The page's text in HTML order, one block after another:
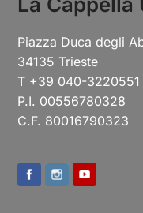
Piazza Duca degli
34135 Trieste
T +39 040-3220551
P.I. 00556780328
C.F. 80016790323